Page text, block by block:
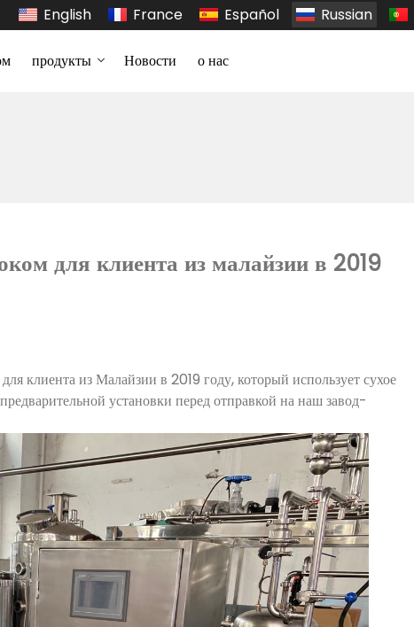
English France Español Russian
продукты Новости о нас
для клиента из малайзии в 2019
клиента из Малайзии в 2019 году, который использует сухое
установки перед отправкой на наш завод-